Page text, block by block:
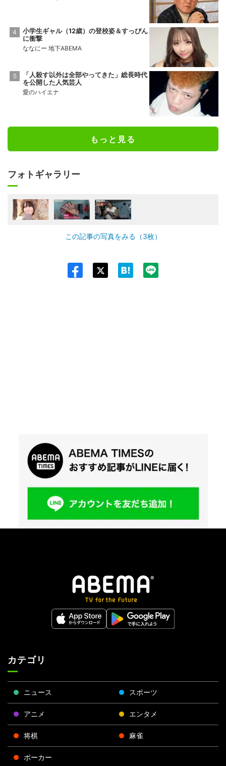
小学生ギャル（12歳）の登校姿＆すっぴん
に衝撃
ななにー 地下ABEMA
「人殺す以外は全部やってきた」総長時代
を公開した人気芸人
愛のハイエナ
もっと見る
フォトギャラリー
この記事の写真をみる（3枚）
カテゴリ
ニュース スポーツ
アニメ エンタメ
将棋 麻雀
ポーカー